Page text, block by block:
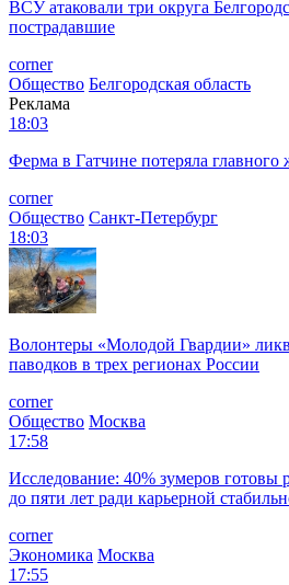
ВСУ атаковали три округа
пострадавшие
corner
Общество Белгородская область
Реклама
18:03
Ферма в Гатчине потеряла главного
corner
Общество Санкт-Петербург
18:03
Волонтеры «Молодой Гвардии»
паводков в трех регионах России
corner
Общество Москва
17:58
Исследование: 40% зумеров готовы
до пяти лет ради карьерной
corner
Экономика Москва
17:55